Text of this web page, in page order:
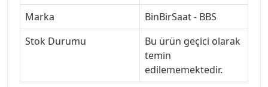
Marka
BinBirSaat - BBS
Stok Durumu
Bu ürün geçici olarak
temin
edilememektedir.